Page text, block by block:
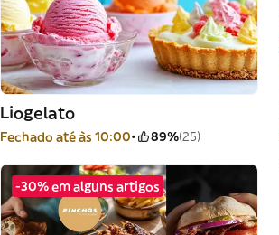
Liogelato
Fechado até às 10:00 89%(25)
-30% em alguns artigos